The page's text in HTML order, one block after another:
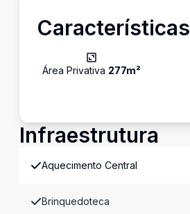
Características
Área Privativa 277m²
Infraestrutura
Aquecimento Central
Brinquedoteca